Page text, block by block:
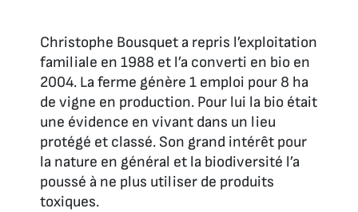
Christophe Bousquet a repris l’exploitation
familiale en 1988 et l’a converti en bio en
2004. La ferme génère 1 emploi pour 8 ha
de vigne en production. Pour lui la bio était
une évidence en vivant dans un lieu
protégé et classé. Son grand intérêt pour
la nature en général et la biodiversité l’a
poussé à ne plus utiliser de produits
toxiques.